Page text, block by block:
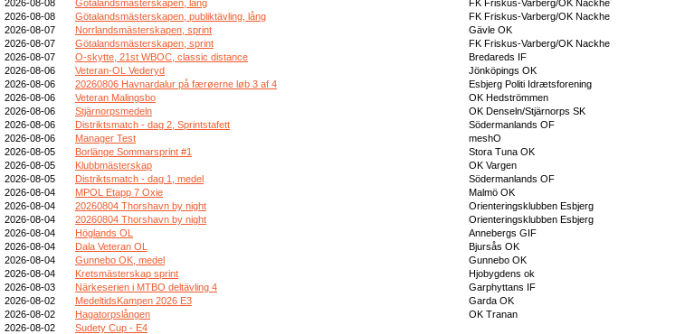
2026-08-08
Götalandsmästerskapen, lång
FK Friskus-Varberg/OK Nackhe
2026-08-08
Götalandsmästerskapen, publiktävling, lång
FK Friskus-Varberg/OK Nackhe
2026-08-07
Norrlandsmästerskapen, sprint
Gävle OK
2026-08-07
Götalandsmästerskapen, sprint
FK Friskus-Varberg/OK Nackhe
2026-08-07
O-skytte, 21st WBOC, classic distance
Bredareds IF
2026-08-06
Veteran-OL Vederyd
Jönköpings OK
2026-08-06
20260806 Havnardalur på færøerne løb 3 af 4
Esbjerg Politi Idrætsforening
2026-08-06
Veteran Malingsbo
OK Hedströmmen
2026-08-06
Stjärnorpsmedeln
OK Denseln/Stjärnorps SK
2026-08-06
Distriktsmatch - dag 2, Sprintstafett
Södermanlands OF
2026-08-06
Manager Test
meshO
2026-08-05
Borlänge Sommarsprint #1
Stora Tuna OK
2026-08-05
Klubbmästerskap
OK Vargen
2026-08-05
Distriktsmatch - dag 1, medel
Södermanlands OF
2026-08-04
MPOL Etapp 7 Oxie
Malmö OK
2026-08-04
20260804 Thorshavn by night
Orienteringsklubben Esbjerg
2026-08-04
20260804 Thorshavn by night
Orienteringsklubben Esbjerg
2026-08-04
Höglands OL
Annebergs GIF
2026-08-04
Dala Veteran OL
Bjursås OK
2026-08-04
Gunnebo OK, medel
Gunnebo OK
2026-08-04
Kretsmästerskap sprint
Hjobygdens ok
2026-08-03
Närkeserien i MTBO deltävling 4
Garphyttans IF
2026-08-02
MedeltidsKampen 2026 E3
Garda OK
2026-08-02
Hagatorpslången
OK Tranan
2026-08-02
Sudety Cup - E4